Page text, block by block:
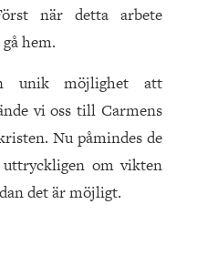
när detta arbete
hem.
unik möjlighet att
vi oss till Carmens
Nu påmindes de
uttryckligen om vikten
det är möjligt.